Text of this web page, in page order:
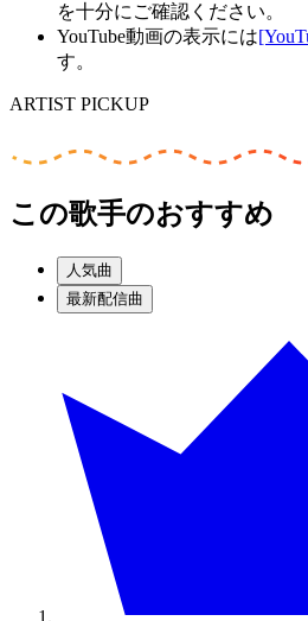
を十分にご確認ください。
YouTube動画の表示には
す。
ARTIST PICKUP
この歌手のおすすめ
人気曲
最新配信曲